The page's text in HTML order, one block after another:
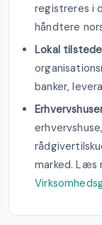
registreres i
håndtere
Lokal
banker,
marked. Læs